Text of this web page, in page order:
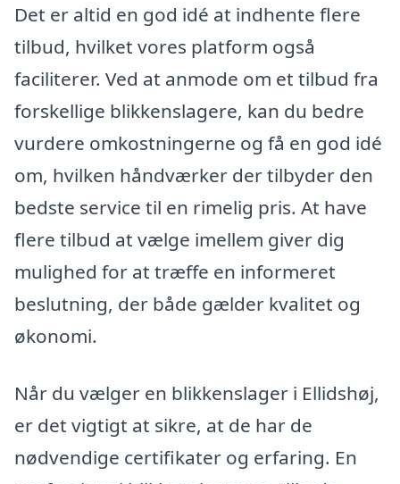
Det er altid en god idé at indhente flere
tilbud, hvilket vores platform også
faciliterer. Ved at anmode om et tilbud fra
forskellige blikkenslagere, kan du bedre
vurdere omkostningerne og få en god idé
om, hvilken håndværker der tilbyder den
bedste service til en rimelig pris. At have
flere tilbud at vælge imellem giver dig
mulighed for at træffe en informeret
beslutning, der både gælder kvalitet og
økonomi.
Når du vælger en blikkenslager i Ellidshøj,
er det vigtigt at sikre, at de har de
nødvendige certifikater og erfaring. En